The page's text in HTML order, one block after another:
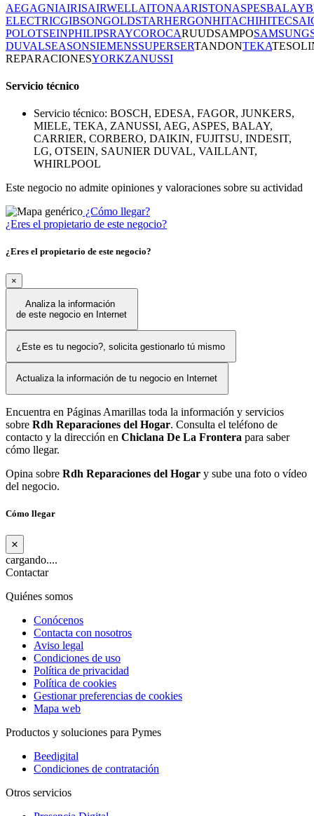
AEGAGNIAIRISAIRWELLAITONAARISTONASPESBALAY
ELECTRICGIBSONGOLDSTARHERGONHITACHIHITECSA
POLOTSEINPHILIPSRAYCOROCARUUDSAMPOSAMSUNG
DUVALSEASONSIEMENSSUPERSERTANDONTEKA
REPARACIONESYORKZANUSSI
Servicio técnico
Servicio técnico: BOSCH, EDESA, FAGOR, JUNKERS,
MIELE, TEKA, ZANUSSI, AEG, ASPES, BALAY,
CARRIER, CORBERO, DAIKIN, FUJITSU, INDESIT,
LG, OTSEIN, SAUNIER DUVAL, VAILLANT,
WHIRLPOOL
Este negocio no admite opiniones y valoraciones sobre su actividad
¿Cómo llegar?
¿Eres el propietario de este negocio?
¿Eres el propietario de este negocio?
×
Analiza la información
de este negocio en Internet
¿Este es tu negocio?, solicita gestionarlo tú mismo
Actualiza la información de tu negocio en Internet
Encuentra en Páginas Amarillas toda la información y servicios
sobre Rdh Reparaciones del Hogar. Consulta el teléfono de
contacto y la dirección en Chiclana De La Frontera para saber
cómo llegar.
Opina sobre Rdh Reparaciones del Hogar y sube una foto o vídeo
del negocio.
Cómo llegar
×
cargando....
Contactar
Quiénes somos
Conócenos
Contacta con nosotros
Aviso legal
Condiciones de uso
Política de privacidad
Política de cookies
Gestionar preferencias de cookies
Mapa web
Productos y soluciones para Pymes
Beedigital
Condiciones de contratación
Otros servicios